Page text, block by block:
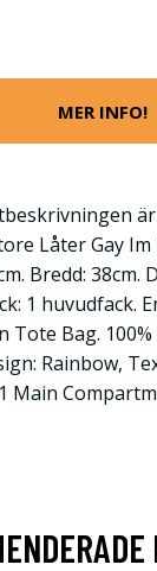
MER INFO!
Låter Gay Im
Bredd: 38cm.
1 huvudfack.
Tote Bag.
Rainbow,
Main